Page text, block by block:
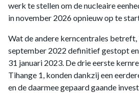
werk te stellen om de nucleaire
in november 2026 opnieuw op te
Wat de andere kerncentrales betreft,
september 2022 definitief gestopt
31 januari 2023. De drie eerste
Tihange 1, konden dankzij een
en de daarmee gepaard gaande